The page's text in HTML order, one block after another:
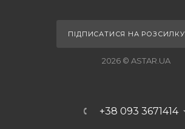
ПІДПИСАТИСЯ НА РОЗСИЛКУ
2026 © ASTAR.UA
+38 093 3671414